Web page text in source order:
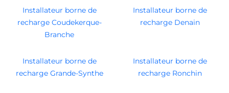
Installateur borne de
recharge Coudekerque-
Branche
Installateur borne de
recharge Denain
Installateur borne de
recharge Grande-Synthe
Installateur borne de
recharge Ronchin